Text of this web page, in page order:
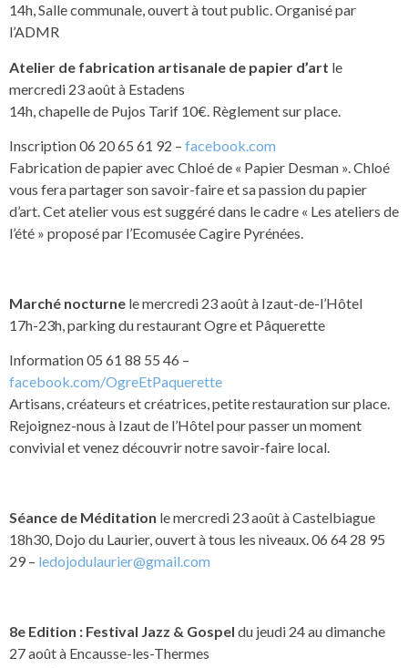
14h, Salle communale, ouvert à tout public. Organisé par
l’ADMR
Atelier de fabrication artisanale de papier d’art le
mercredi 23 août à Estadens
14h, chapelle de Pujos Tarif 10€. Règlement sur place.
Inscription 06 20 65 61 92 – facebook.com
Fabrication de papier avec Chloé de « Papier Desman ». Chloé
vous fera partager son savoir-faire et sa passion du papier
d’art. Cet atelier vous est suggéré dans le cadre « Les ateliers de
l’été » proposé par l’Ecomusée Cagire Pyrénées.
Marché nocturne le mercredi 23 août à Izaut-de-l’Hôtel
17h-23h, parking du restaurant Ogre et Pâquerette
Information 05 61 88 55 46 –
facebook.com/OgreEtPaquerette
Artisans, créateurs et créatrices, petite restauration sur place.
Rejoignez-nous à Izaut de l’Hôtel pour passer un moment
convivial et venez découvrir notre savoir-faire local.
Séance de Méditation le mercredi 23 août à Castelbiague
18h30, Dojo du Laurier, ouvert à tous les niveaux. 06 64 28 95
29 – ledojodulaurier@gmail.com
8e Edition : Festival Jazz & Gospel du jeudi 24 au dimanche
27 août à Encausse-les-Thermes